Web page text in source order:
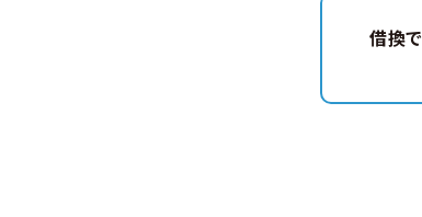
選ばれる3つの理由借換で